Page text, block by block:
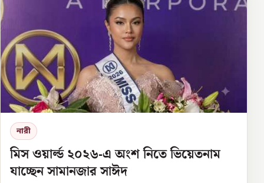
নারী
মিস ওয়ার্ল্ড ২০২৬-এ অংশ নিতে ভিয়েতনাম
যাচ্ছেন সামানজার সাঈদ